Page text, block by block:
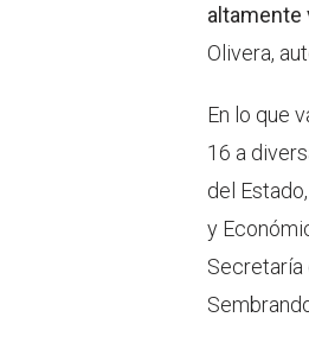
altamente
Olivera,
En lo que
16 a
del
y
Secretaría